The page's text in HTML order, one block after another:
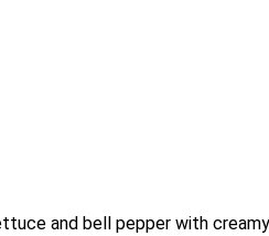
and bell pepper with